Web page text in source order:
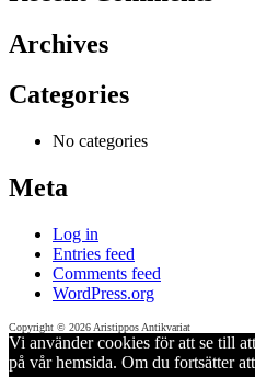
Archives
Categories
No categories
Meta
Log in
Entries feed
Comments feed
WordPress.org
Copyright © 2026 Aristippos Antikvariat
Vi använder cookies för att se till
på vår hemsida. Om du fortsätter